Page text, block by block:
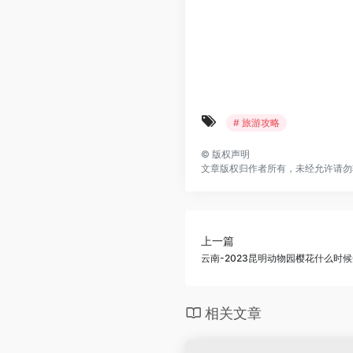
# 旅游攻略
© 版权声明
文章版权归作者所有，未经允许请勿
上一篇
云南-2023昆明动物园樱花什么时候
相关文章